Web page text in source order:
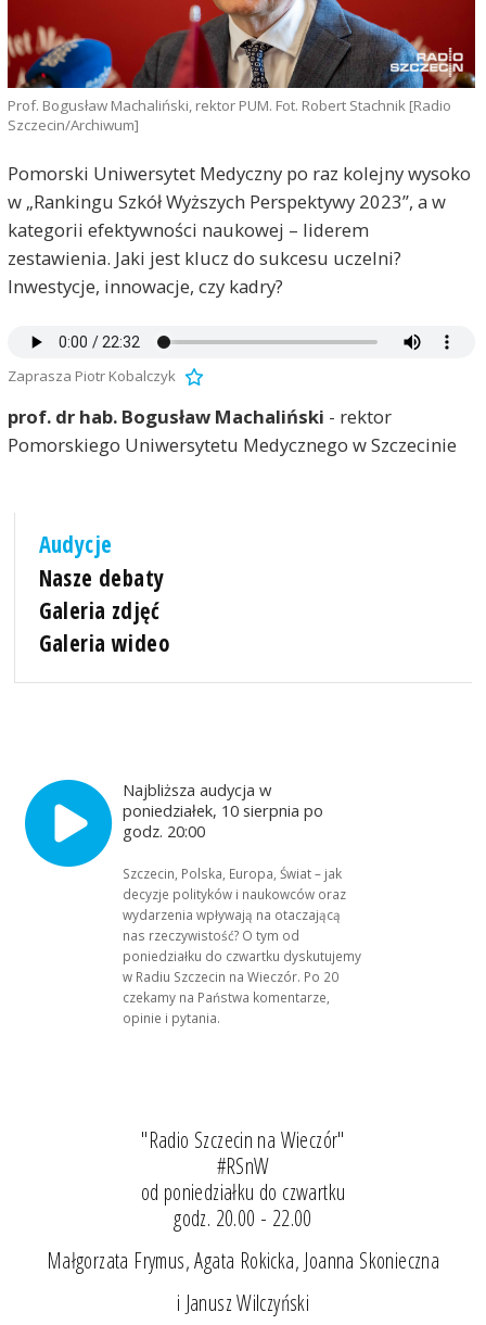
Prof. Bogusław Machaliński, rektor PUM. Fot. Robert Stachnik [Radio
Szczecin/Archiwum]
Pomorski Uniwersytet Medyczny po raz kolejny wysoko
w „Rankingu Szkół Wyższych Perspektywy 2023”, a w
kategorii efektywności naukowej – liderem
zestawienia. Jaki jest klucz do sukcesu uczelni?
Inwestycje, innowacje, czy kadry?
Zaprasza Piotr Kobalczyk
prof. dr hab. Bogusław Machaliński - rektor
Pomorskiego Uniwersytetu Medycznego w Szczecinie
Audycje
Nasze debaty
Galeria zdjęć
Galeria wideo
Najbliższa audycja w
poniedziałek, 10 sierpnia po
godz. 20:00
Szczecin, Polska, Europa, Świat – jak
decyzje polityków i naukowców oraz
wydarzenia wpływają na otaczającą
nas rzeczywistość? O tym od
poniedziałku do czwartku dyskutujemy
w Radiu Szczecin na Wieczór. Po 20
czekamy na Państwa komentarze,
opinie i pytania.
"Radio Szczecin na Wieczór"
#RSnW
od poniedziałku do czwartku
godz. 20.00 - 22.00
Małgorzata Frymus, Agata Rokicka, Joanna Skonieczna
i Janusz Wilczyński